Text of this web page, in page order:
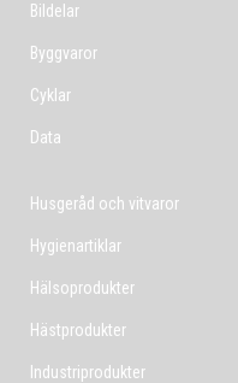
Bildelar
Byggvaror
Cyklar
Data
Husgeråd och vitvaror
Hygienartiklar
Hälsoprodukter
Hästprodukter
Industriprodukter